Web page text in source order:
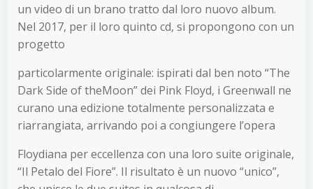
un video di un brano tratto dal loro nuovo album.
Nel 2017, per il loro quinto cd, si propongono con un
progetto
particolarmente originale: ispirati dal ben noto “The
Dark Side of theMoon” dei Pink Floyd, i Greenwall ne
curano una edizione totalmente personalizzata e
riarrangiata, arrivando poi a congiungere l’opera
Floydiana per eccellenza con una loro suite originale,
“Il Petalo del Fiore”. Il risultato è un nuovo “unico”,